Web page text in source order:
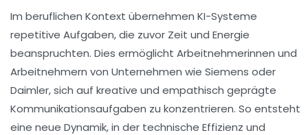
Im beruflichen Kontext übernehmen KI-Systeme
repetitive Aufgaben, die zuvor Zeit und Energie
beanspruchten. Dies ermöglicht Arbeitnehmerinnen und
Arbeitnehmern von Unternehmen wie Siemens oder
Daimler, sich auf kreative und empathisch geprägte
Kommunikationsaufgaben zu konzentrieren. So entsteht
eine neue Dynamik, in der technische Effizienz und